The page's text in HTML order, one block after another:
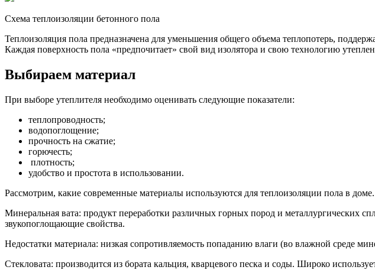
Схема теплоизоляции бетонного пола
Теплоизоляция пола предназначена для уменьшения общего объема теплопотерь,
Каждая поверхность пола «предпочитает» свой вид изолятора и свою технологию
Выбираем материал
При выборе утеплителя необходимо оценивать следующие показатели:
теплопроводность;
водопоглощение;
прочность на сжатие;
горючесть;
плотность;
удобство и простота в использовании.
Рассмотрим, какие современные материалы используются для теплоизоляции пола в доме.
Минеральная вата: продукт переработки различных горных пород и металлургических
звукопоглощающие свойства.
Недостатки материала: низкая сопротивляемость попаданию влаги (во влажной среде
Стекловата: производится из бората кальция, кварцевого песка и соды. Широко